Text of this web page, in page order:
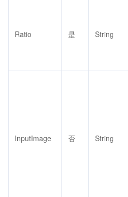
Ratio 是 String
InputImage 否 String